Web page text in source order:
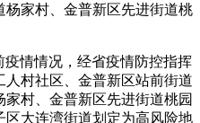
家村、金普新区先进街道桃
情情况，经省疫情防控指挥
村社区、金普新区站前街道
村、金普新区先进街道桃园
大连湾街道划定为高风险地